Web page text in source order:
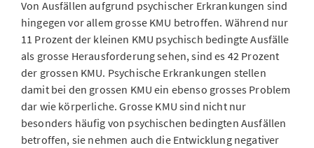
Von Ausfällen aufgrund psychischer Erkrankungen sind
hingegen vor allem grosse KMU betroffen. Während nur
11 Prozent der kleinen KMU psychisch bedingte Ausfälle
als grosse Herausforderung sehen, sind es 42 Prozent
der grossen KMU. Psychische Erkrankungen stellen
damit bei den grossen KMU ein ebenso grosses Problem
dar wie körperliche. Grosse KMU sind nicht nur
besonders häufig von psychischen bedingten Ausfällen
betroffen, sie nehmen auch die Entwicklung negativer